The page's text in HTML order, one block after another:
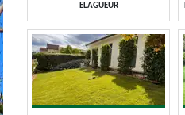
ELAGUEUR